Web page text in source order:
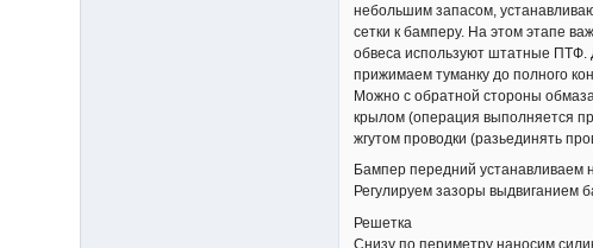
небольшим запасом,
сетки к бамперу. На этом этапе
обвеса используют штатные ПТФ.
прижимаем туманку до полного
Можно с обратной стороны
крылом (операция выполняется
жгутом проводки (разьединять
Бампер передний устанавливаем
Регулируем зазоры выдвиганием
Решетка
Снизу по периметру наносим